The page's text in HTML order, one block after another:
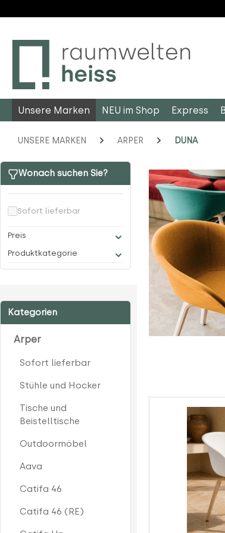
Unsere Marken NEU im Shop Express
UNSERE MARKEN ARPER DUNA
Wonach suchen Sie?
Sofort lieferbar
Produktkategorie
Preis
Kategorien
Arper
Sofort lieferbar
Stühle und Hocker
Tische und
Beistelltische
Outdoormöbel
Aava
Catifa 46
Catifa 46 (RE)